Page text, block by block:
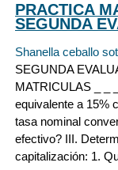
PRACTICA
SEGUNDA
Shanella ceballo
SEGUNDA
MATRICULAS _ _
equivalente a 15%
tasa nominal
efectivo? III.
capitalización: 1.